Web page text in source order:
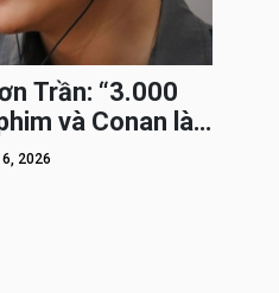
Trần: “3.000
và Conan là
2026